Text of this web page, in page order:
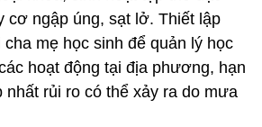
cơ ngập úng, sạt lở. Thiết lập
mẹ học sinh để quản lý học
hoạt động tại địa phương, hạn
nhất rủi ro có thể xảy ra do mưa